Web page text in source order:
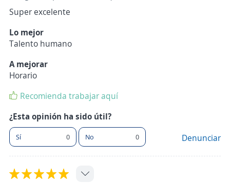
Super excelente
Lo mejor
Talento humano
A mejorar
Horario
Recomienda trabajar aquí
¿Esta opinión ha sido útil?
Sí 0 No 0 Denunciar